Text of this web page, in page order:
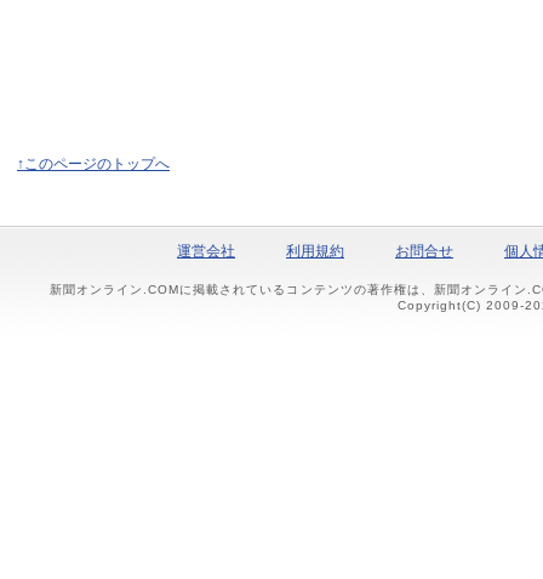
↑このページのトップへ
運営会社 利用規約 お問合せ 個人
新聞オンライン.COMに掲載されているコンテンツの著作権は、新聞オンライン
Copyright(C) 2009-